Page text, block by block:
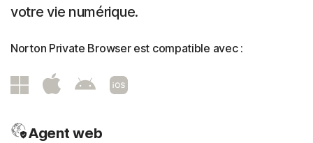
votre vie numérique.
Norton Private Browser est compatible avec :
Agent web